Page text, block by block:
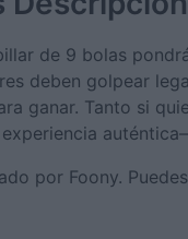
de 9 bolas
deben golpear
ganar. Tanto si
por Foony.